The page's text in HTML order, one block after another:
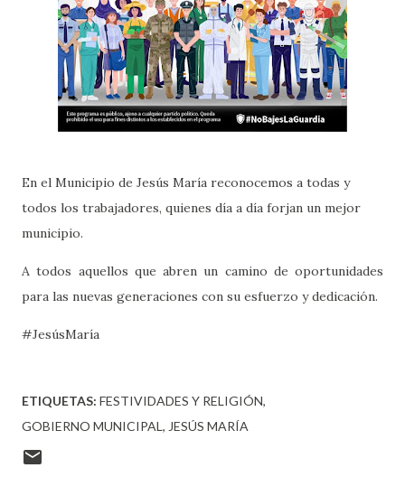
En el Municipio de Jesús María reconocemos a todas y
todos los trabajadores, quienes día a día forjan un mejor
municipio.
A todos aquellos que abren un camino de oportunidades
para las nuevas generaciones con su esfuerzo y dedicación.
#JesúsMaría
ETIQUETAS: FESTIVIDADES Y RELIGIÓN
GOBIERNO MUNICIPAL
JESÚS MARÍA